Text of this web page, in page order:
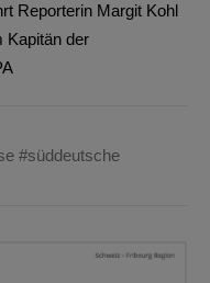
Reporterin Margit Kohl
Kapitän der
#süddeutsche